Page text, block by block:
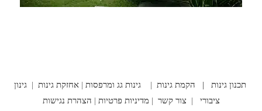
תכנון גינות | הקמת גינות | גינות גג ומרפסות |אחזקת גינות |גינון
ציבורי |צור קשר | מדיניות פרטיות | הצהרת נגישות